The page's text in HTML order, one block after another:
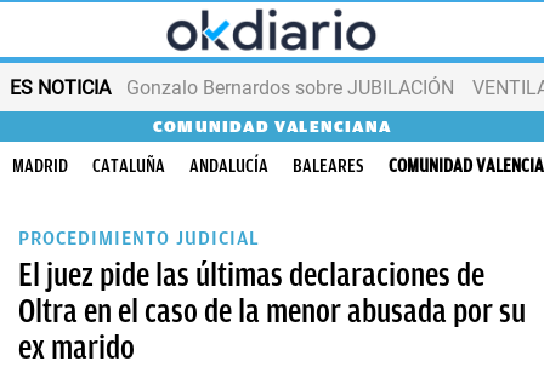
ES NOTICIA Gonzalo Bernardos sobre JUBILACIÓN
COMUNIDAD VALENCIANA
MADRID CATALUÑA ANDALUCÍA BALEARES COMUNIDAD
PROCEDIMIENTO JUDICIAL
El juez pide las últimas declaraciones de
Oltra en el caso de la menor abusada por su
ex marido